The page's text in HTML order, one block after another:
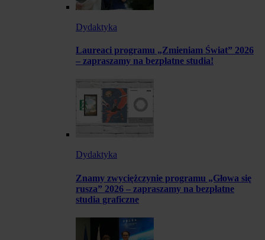
Dydaktyka
Laureaci programu „Zmieniam Świat” 2026
– zapraszamy na bezpłatne studia!
Dydaktyka
Znamy zwyciężczynie programu „Głowa się
rusza” 2026 – zapraszamy na bezpłatne
studia graficzne